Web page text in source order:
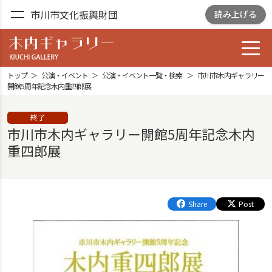
市川市文化振興財団 読み上げる
YOSHIZAWA GARDEN
トップ 公演・イベント 公演・イベント一覧・検索
市川市木内ギャラリー
開館5周年記念木内重四郎展
終了
市川市木内ギャラリー開館5周年記念木内
重四郎展
Share Post